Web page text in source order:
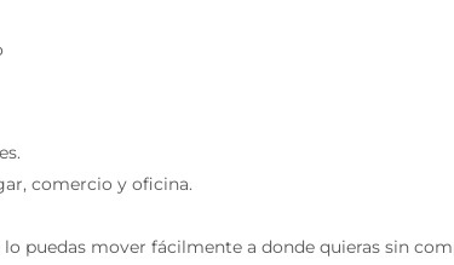
comercio y oficina.
puedas mover fácilmente a donde quieras sin